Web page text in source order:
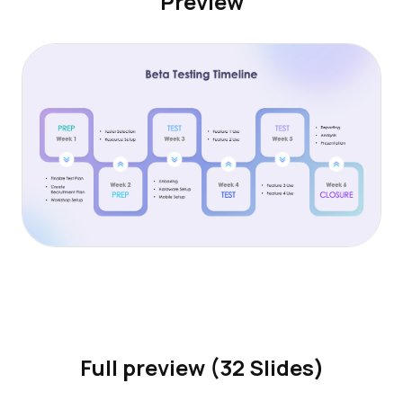
Full preview (32 Slides)